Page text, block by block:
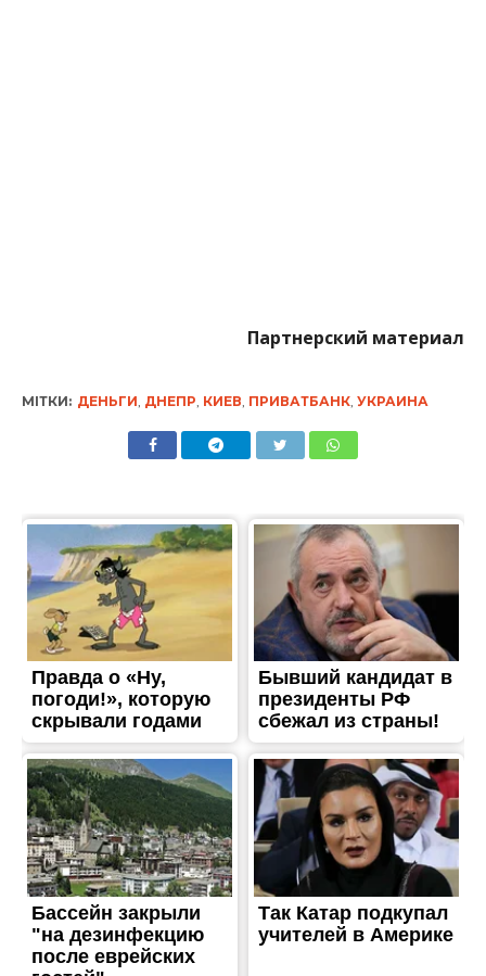
Партнерский материал
МІТКИ: ДЕНЬГИ, ДНЕПР, КИЕВ, ПРИВАТБАНК, УКРАИНА